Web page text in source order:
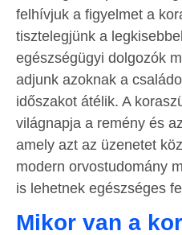
felhívjuk a figyelmet a
tisztelegjünk a
egészségügyi dolgozók
adjunk azoknak a
időszakot átélik. A
világnapja a remény és
amely azt az üzenetet
modern orvostudomány
is lehetnek egészséges
Mikor van a